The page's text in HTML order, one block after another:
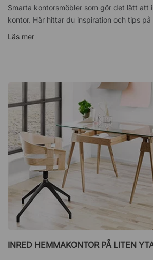
Smarta kontorsmöbler som gör det lätt att
kontor. Här hittar du inspiration och tips
Läs mer
INRED HEMMAKONTOR PÅ LITEN